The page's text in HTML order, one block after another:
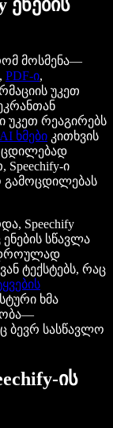
ენების
მოსმენა—
, PDF-ი,
უკეთ
უკეთ რეაგირებს
ხმები კითხვის
Speechify-ი
გამოცდილებას
Speechify
სწავლა
ტექსტებს, რაც
ხმა
ბევრ სასწავლო
ის